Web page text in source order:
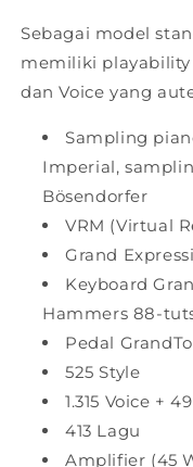
905
905
Sebagai model
memiliki playability
dan Voice yang
Sampling
Imperial,
Bösendorfer
VRM (Virtual
Grand
Keyboard
Hammers 88-
Pedal
525 Style
1.315 Voice +
413 Lagu
Amplifier (45